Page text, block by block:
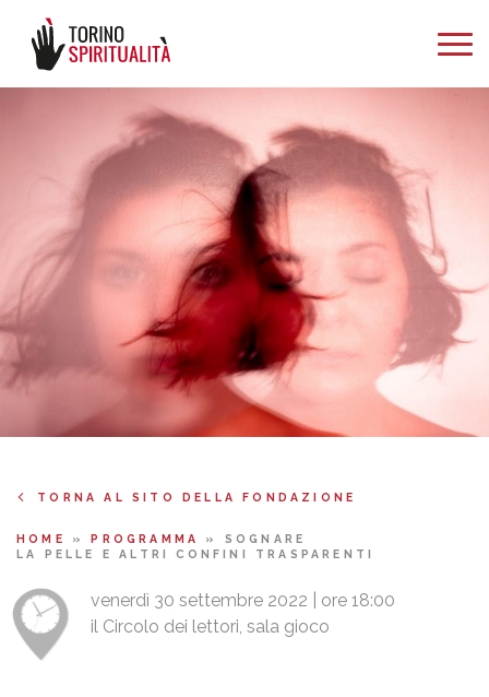
TORNA AL SITO DELLA FONDAZIONE
HOME »PROGRAMMA » SOGNARE
LA PELLE E ALTRI CONFINI TRASPARENTI
venerdì 30 settembre 2022 | ore 18:00
il Circolo dei lettori, sala gioco